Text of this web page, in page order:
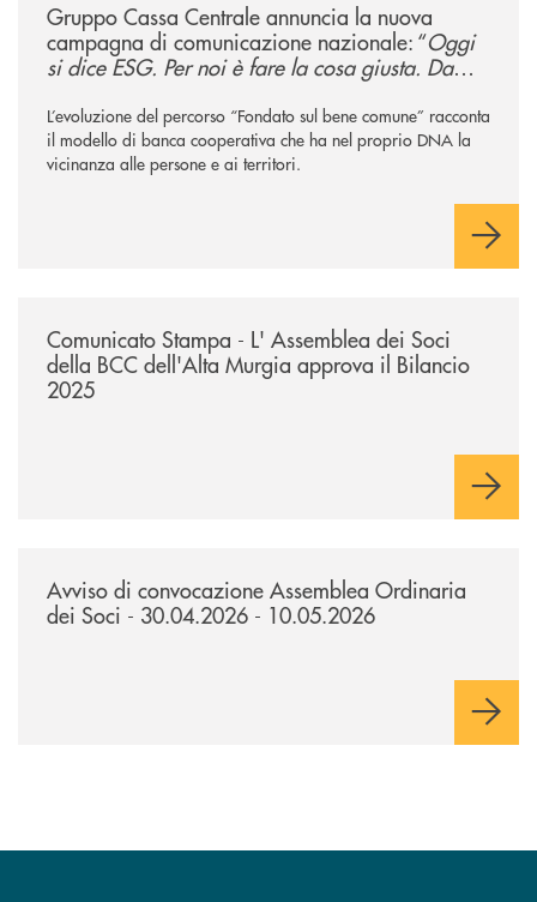
Gruppo Cassa Centrale annuncia la nuova
campagna di comunicazione nazionale: “Oggi
si dice ESG. Per noi è fare la cosa giusta. Da
L’evoluzione del percorso “Fondato sul bene comune” racconta
il modello di banca cooperativa che ha nel proprio DNA la
vicinanza alle persone e ai territori.
Comunicato Stampa - L' Assemblea dei Soci
della BCC dell'Alta Murgia approva il Bilancio
2025
Avviso di convocazione Assemblea Ordinaria
dei Soci - 30.04.2026 - 10.05.2026